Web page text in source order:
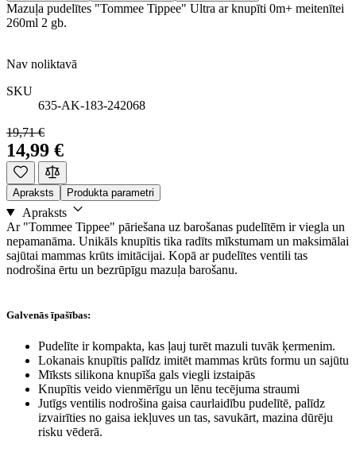
Mazuļa pudelītes "Tommee Tippee" Ultra ar knupīti 0m+ meitenītei
260ml 2 gb.
Nav noliktavā
SKU
635-AK-183-242068
19,71 €
14,99 €
Apraksts Produkta parametri
Apraksts
Ar "Tommee Tippee" pāriešana uz barošanas pudelītēm ir viegla un
nepamanāma. Unikāls knupītis tika radīts mīkstumam un maksimālai
sajūtai mammas krūts imitācijai. Kopā ar pudelītes ventili tas
nodrošina ērtu un bezrūpīgu mazuļa barošanu.
Galvenās īpašības:
Pudelīte ir kompakta, kas ļauj turēt mazuli tuvāk ķermenim.
Lokanais knupītis palīdz imitēt mammas krūts formu un sajūtu
Mīksts silikona knupīša gals viegli izstaipās
Knupītis veido vienmērīgu un lēnu tecējuma straumi
Jutīgs ventilis nodrošina gaisa caurlaidību pudelītē, palīdz
izvairīties no gaisa iekļuves un tas, savukārt, mazina dūrēju
risku vēderā.